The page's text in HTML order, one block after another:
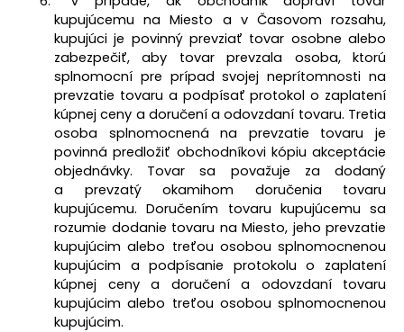
kupujúcemu na Miesto a v Časovom rozsahu,
kupujúci je povinný prevziať tovar osobne alebo
zabezpečiť, aby tovar prevzala osoba, ktorú
splnomocní pre prípad svojej neprítomnosti na
prevzatie tovaru a podpísať protokol o zaplatení
kúpnej ceny a doručení a odovzdaní tovaru. Tretia
osoba splnomocnená na prevzatie tovaru je
povinná predložiť obchodníkovi kópiu akceptácie
objednávky. Tovar sa považuje za dodaný
a prevzatý okamihom doručenia tovaru
kupujúcemu. Doručením tovaru kupujúcemu sa
rozumie dodanie tovaru na Miesto, jeho prevzatie
kupujúcim alebo treťou osobou splnomocnenou
kupujúcim a podpísanie protokolu o zaplatení
kúpnej ceny a doručení a odovzdaní tovaru
kupujúcim alebo treťou osobou splnomocnenou
kupujúcim.